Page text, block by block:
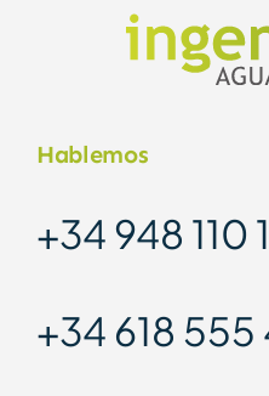
Hablemos
+34 948 110
+34 618 555